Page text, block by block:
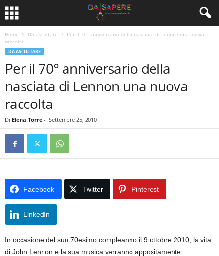
Home Da ascoltare
Per il 70° anniversario della nasciata di Lennon una nuova
raccolta
DA ASCOLTARE
Per il 70° anniversario della
nasciata di Lennon una nuova
raccolta
Di Elena Torre - Settembre 25, 2010
Facebook Twitter Pinterest
LinkedIn
In occasione del suo 70esimo compleanno il 9 ottobre 2010, la vita
di John Lennon e la sua musica verranno appositamente